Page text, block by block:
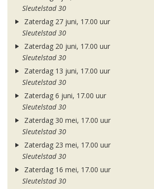
Sleutelstad 30
Zaterdag 27 juni, 17.00 uur
Sleutelstad 30
Zaterdag 20 juni, 17.00 uur
Sleutelstad 30
Zaterdag 13 juni, 17.00 uur
Sleutelstad 30
Zaterdag 6 juni, 17.00 uur
Sleutelstad 30
Zaterdag 30 mei, 17.00 uur
Sleutelstad 30
Zaterdag 23 mei, 17.00 uur
Sleutelstad 30
Zaterdag 16 mei, 17.00 uur
Sleutelstad 30